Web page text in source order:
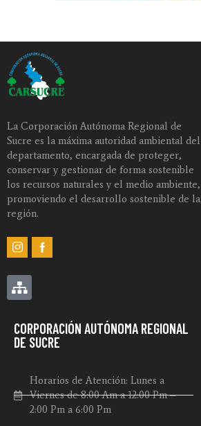
La Corporación Autónoma Regional de
Sucre es la máxima autoridad ambiental del
departamento, encargada de proteger,
conservar y gestionar de forma sostenible
los recursos naturales y el medio ambiente,
promoviendo el desarrollo sostenible de la
región.
CORPORACIÓN AUTÓNOMA REGIONAL
DE SUCRE
Horarios de Atención: Lunes a
Viernes de 8:00 Am a 12:00 Pm –
2:00 Pm a 6:00 Pm